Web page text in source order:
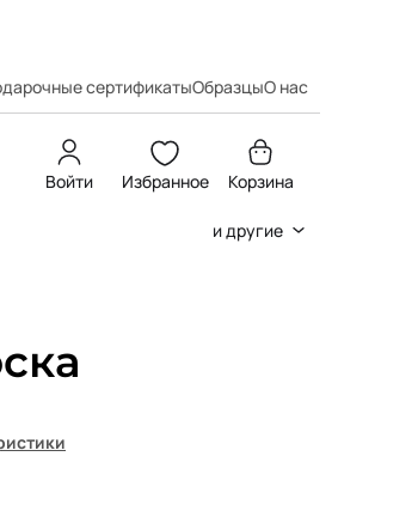
сертификатыОбразцыО нас
Войти Избранное Корзина
и другие